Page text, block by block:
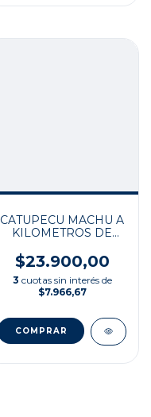
CATUPECU MACHU A
KILOMETROS DE
$23.900,00
3 cuotas sin interés de
$7.966,67